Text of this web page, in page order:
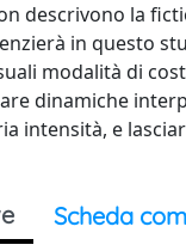
descrivono la
in questo
modalità di
dinamiche
intensità, e
Scheda